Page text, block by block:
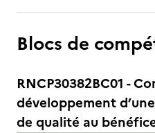
Blocs de
RNCP30382BC01 -
développement
de qualité au